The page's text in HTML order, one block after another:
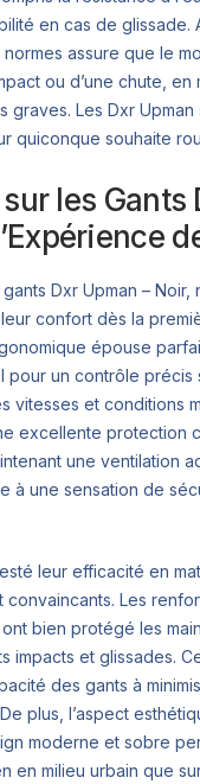
en cas de glissade.
assure que le
ou d’une chute, en
graves. Les Dxr Upman
quiconque souhaite
les Gants
Dxr Upman – Noir,
confort dès la
épouse
pour un contrôle précis
vitesses et conditions
excellente protection
une ventilation
à une sensation de
leur efficacité en
convaincants. Les
bien protégé les
impacts et glissades.
des gants à
plus, l’aspect
moderne et sobre
en milieu urbain que